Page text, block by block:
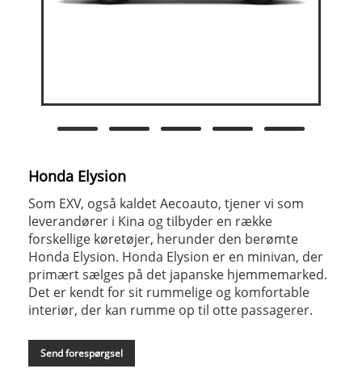
Honda Elysion
Som EXV, også kaldet Aecoauto, tjener vi som
leverandører i Kina og tilbyder en række
forskellige køretøjer, herunder den berømte
Honda Elysion. Honda Elysion er en minivan, der
primært sælges på det japanske hjemmemarked.
Det er kendt for sit rummelige og komfortable
interiør, der kan rumme op til otte passagerer.
Send forespørgsel